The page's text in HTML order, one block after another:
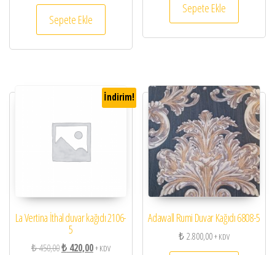
Sepete Ekle
Sepete Ekle
İndirim!
La Vertina İthal duvar kağıdı 2106-
5
₺450,00Orijinal fiyat: ₺ 450,00.
₺420,00Şu andaki fiyat: ₺ 420,00.
+ KDV
Adawall Rumi Duvar Kağıdı 6808-5
₺2.800,00+ KDV